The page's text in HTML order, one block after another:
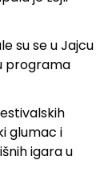
su se u Jajcu
programa
glumac i
igara u